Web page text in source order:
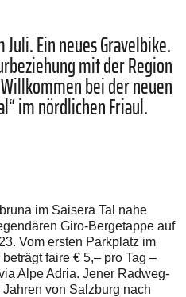
Ein neues Gravelbike.
mit der Region
bei der neuen
“im nördlichen Friaul.
im Saisera Tal nahe
Giro-Bergetappe auf
Vom ersten Parkplatz im
faire € 5,– pro Tag –
Alpe Adria. Jener Radweg-
von Salzburg nach